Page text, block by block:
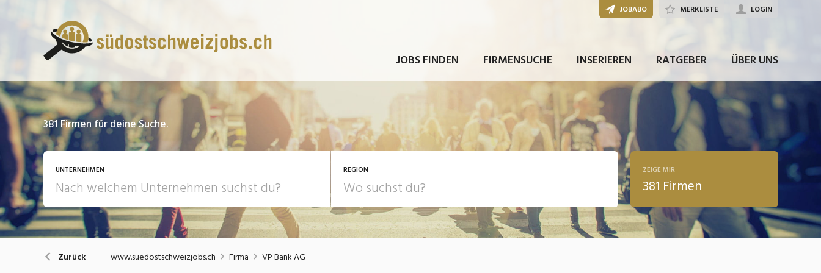
JOBS FINDEN FIRMENSUCHE INSERIEREN RATGEBER ÜBER UNS
JOBABO MERKLISTE LOGIN
381 Firmen für deine Suche.
UNTERNEHMEN REGION ZEIGE MIR
381 Firmen
Zurück www.suedostschweizjobs.ch Firma VP Bank AG